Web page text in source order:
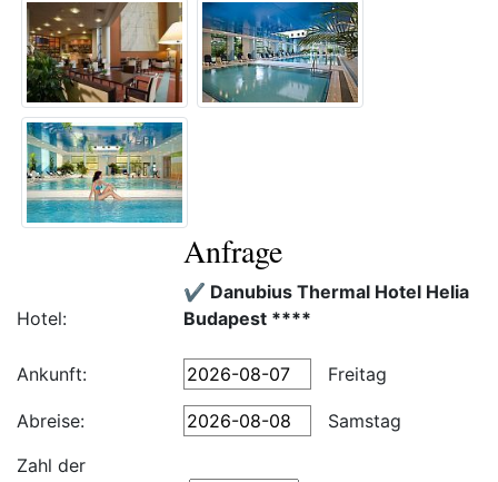
Anfrage
Hotel:
✔️ Danubius Thermal Hotel Helia
Budapest ****
Ankunft: Freitag
Abreise:
Samstag
Zahl der